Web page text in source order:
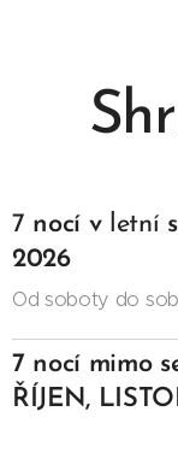
7 nocí vletní
2026
Od soboty do
7 nocí mimo
ŘÍJEN,